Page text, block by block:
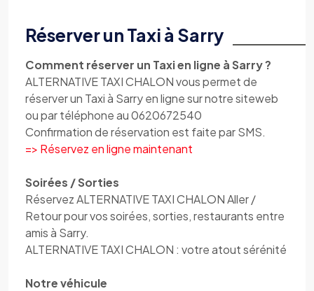
Réserver un Taxi à Sarry
Comment réserver un Taxi en ligne à Sarry ?
ALTERNATIVE TAXI CHALON vous permet de
réserver un Taxi à Sarry en ligne sur notre siteweb
ou par téléphone au 0620672540
Confirmation de réservation est faite par SMS.
=> Réservez en ligne maintenant
Soirées / Sorties
Réservez ALTERNATIVE TAXI CHALON Aller /
Retour pour vos soirées, sorties, restaurants entre
amis à Sarry.
ALTERNATIVE TAXI CHALON : votre atout sérénité
Notre véhicule